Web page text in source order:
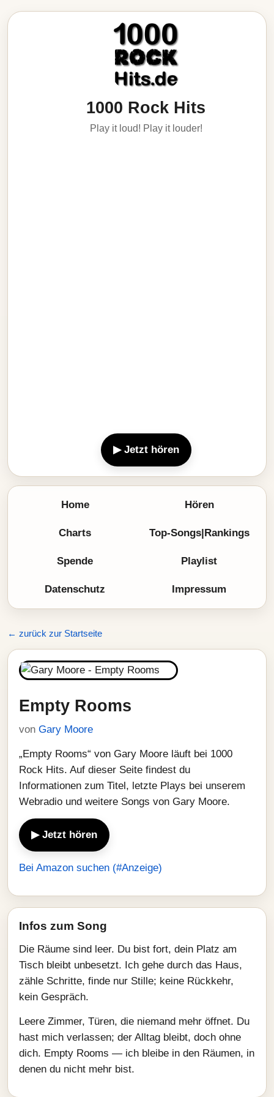
1000 Rock Hits
Play it loud! Play it louder!
▶ Jetzt hören
Home Hören
Charts Top-Songs|Rankings
Spende Playlist
Datenschutz Impressum
← zurück zur Startseite
Empty Rooms
von Gary Moore
„Empty Rooms“ von Gary Moore läuft bei 1000
Rock Hits. Auf dieser Seite findest du
Informationen zum Titel, letzte Plays bei unserem
Webradio und weitere Songs von Gary Moore.
▶ Jetzt hören
Bei Amazon suchen (#Anzeige)
Infos zum Song
Die Räume sind leer. Du bist fort, dein Platz am
Tisch bleibt unbesetzt. Ich gehe durch das Haus,
zähle Schritte, finde nur Stille; keine Rückkehr,
kein Gespräch.
Leere Zimmer, Türen, die niemand mehr öffnet. Du
hast mich verlassen; der Alltag bleibt, doch ohne
dich. Empty Rooms — ich bleibe in den Räumen, in
denen du nicht mehr bist.